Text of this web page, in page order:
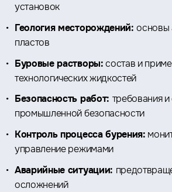
установок
Геология месторождений:основы
пластов
Буровые растворы:состав и
технологических жидкостей
Безопасность работ: требования
промышленной безопасности
Контроль процесса бурения:
управление режимами
Аварийные ситуации:
осложнений